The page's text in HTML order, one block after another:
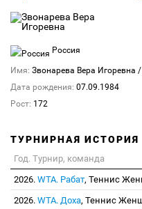
Россия
Имя: Звонарева Вера Игоревна /
Дата рождения: 07.09.1984
Рост: 172
ТУРНИРНАЯ ИСТОРИЯ
Год. Турнир, команда
2026. WTA. Рабат, Теннис
2026. WTA. Доха, Теннис